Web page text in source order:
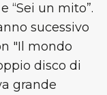
“Sei un mito”.
sucessivo
"Il mondo
disco di
grande